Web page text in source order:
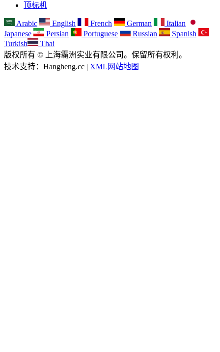
顶标机
Arabic English French German
Italian
Japanese
Persian Portuguese Russian
Spanish
Turkish
Thai
版权所有 © 上海霸洲实业有限公司。保留所有权利。
技术支持：Hangheng.cc | XML网站地图